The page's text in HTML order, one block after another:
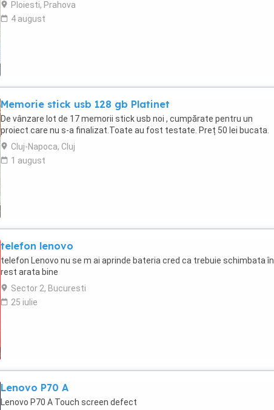
Ploiesti, Prahova
4 august
Memorie stick usb 128 gb Platinet
De vânzare lot de 17 memorii stick usb noi , cumpărate pentru un
proiect care nu s-a finalizat.Toate au fost testate. Preț 50 lei bucata.
Cluj-Napoca, Cluj
1 august
telefon lenovo
telefon Lenovo nu se m ai aprinde bateria cred ca trebuie schimbata în
rest arata bine
Sector 2, Bucuresti
25 iulie
Lenovo P70 A
Lenovo P70 A Touch screen defect